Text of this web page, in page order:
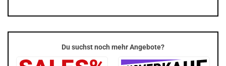
Du suchst noch mehr Angebote?